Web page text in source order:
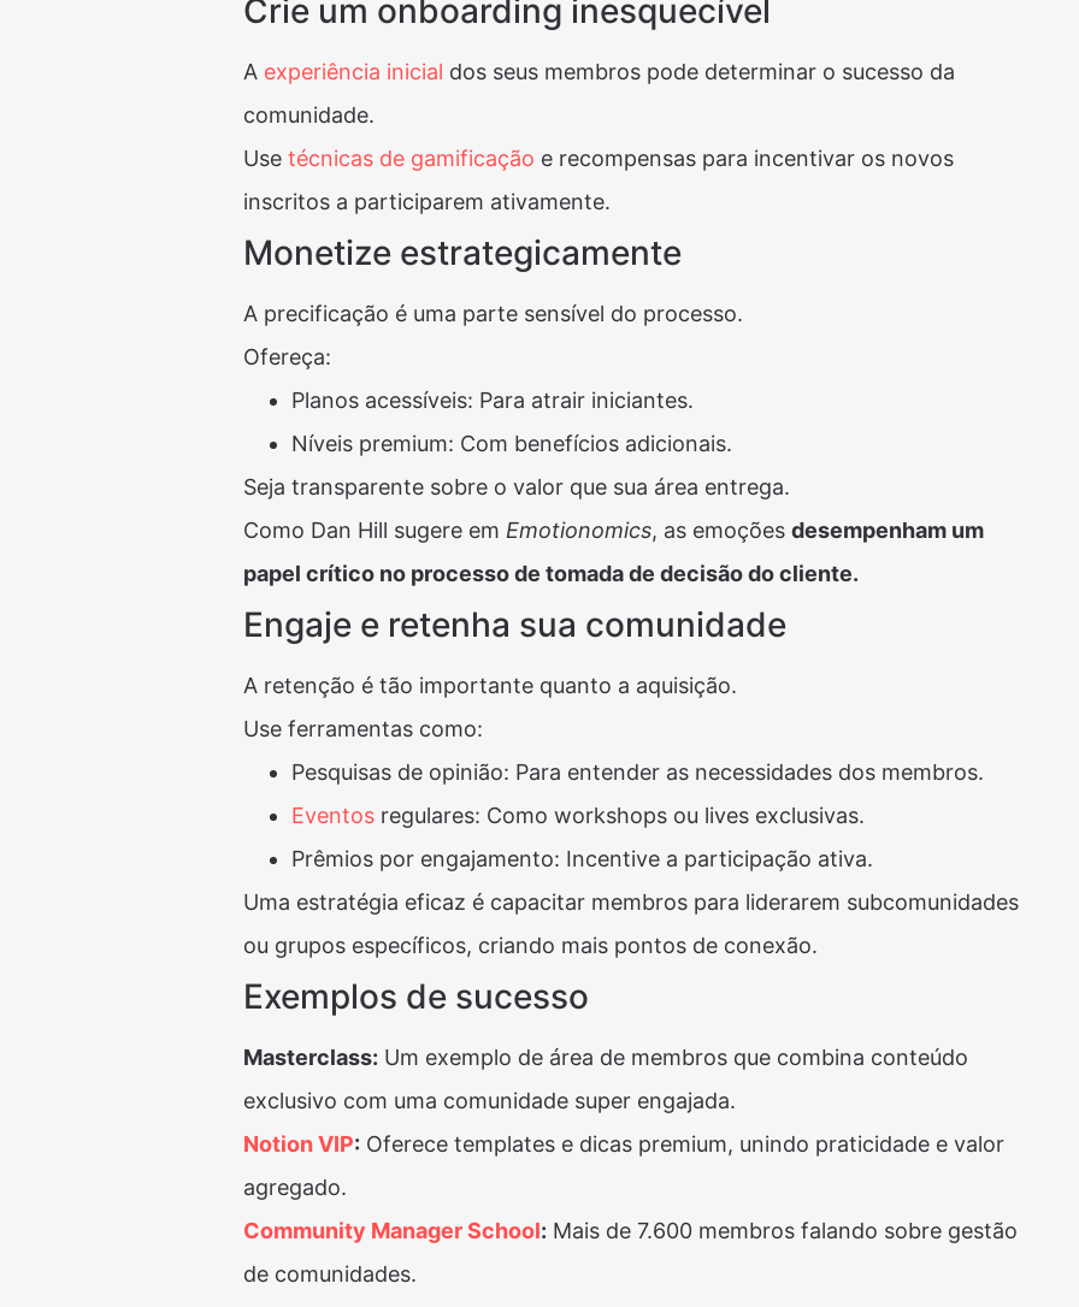
Crie um onboarding inesquecível
A experiência inicial dos seus membros pode determinar o sucesso da
comunidade.
Use técnicas de gamificação e recompensas para incentivar os novos
inscritos a participarem ativamente​​.
Monetize estrategicamente
A precificação é uma parte sensível do processo.
Ofereça:
Planos acessíveis: Para atrair iniciantes.
Níveis premium: Com benefícios adicionais.
Seja transparente sobre o valor que sua área entrega.
Como Dan Hill sugere em Emotionomics, as emoções desempenham um
papel crítico no processo de tomada de decisão do cliente​.
Engaje e retenha sua comunidade
A retenção é tão importante quanto a aquisição.
Use ferramentas como:
Pesquisas de opinião: Para entender as necessidades dos membros.
Eventos regulares: Como workshops ou lives exclusivas.
Prêmios por engajamento: Incentive a participação ativa.
Uma estratégia eficaz é capacitar membros para liderarem subcomunidades
ou grupos específicos, criando mais pontos de conexão​​.
Exemplos de sucesso
Masterclass: Um exemplo de área de membros que combina conteúdo
exclusivo com uma comunidade super engajada.
Notion VIP: Oferece templates e dicas premium, unindo praticidade e valor
agregado.
Community Manager School: Mais de 7.600 membros falando sobre gestão
de comunidades.